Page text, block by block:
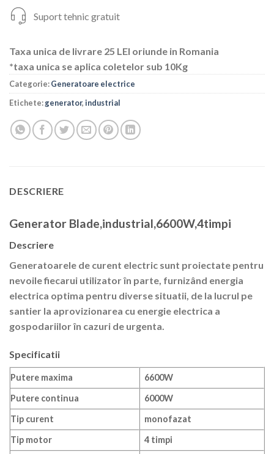
Suport tehnic gratuit
Taxa unica de livrare 25 LEI oriunde in Romania
*taxa unica se aplica coletelor sub 10Kg
Categorie:Generatoare electrice
Etichete:generator,industrial
DESCRIERE
Generator Blade,industrial,6600W,4timpi
Descriere
Generatoarele de curent electric sunt proiectate pentru
nevoile fiecarui utilizator în parte, furnizând energia
electrica optima pentru diverse situatii, de la lucrul pe
santier la aprovizionarea cu energie electrica a
gospodariilor în cazuri de urgenta.
Specificatii
Putere maxima
6600W
Putere continua
6000W
Tip curent
monofazat
Tip motor
4 timpi